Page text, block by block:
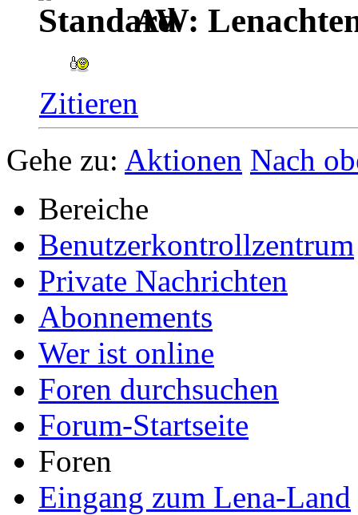
AW:
Zitieren
Gehe zu: Aktionen Nach
Bereiche
Benutzerkontrollzentrum
Private Nachrichten
Abonnements
Wer ist online
Foren durchsuchen
Forum-Startseite
Foren
Eingang zum Lena-Land